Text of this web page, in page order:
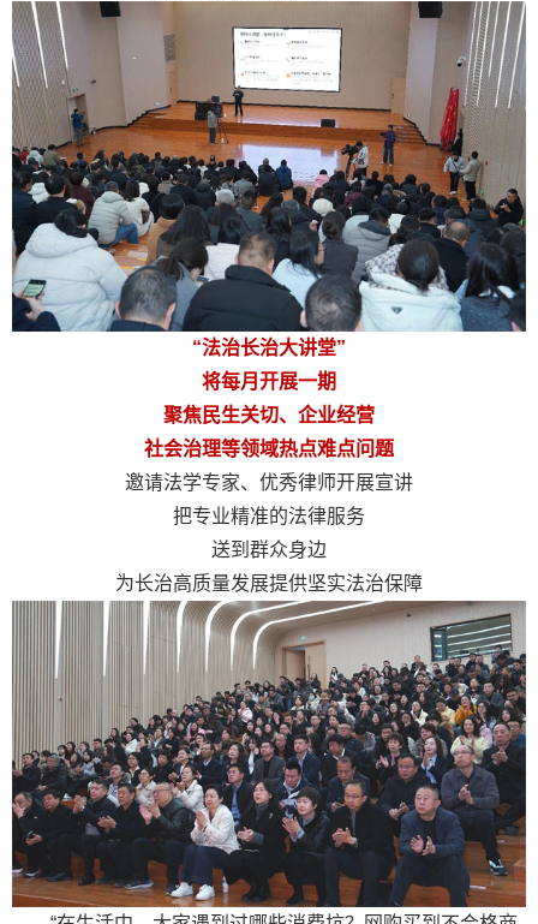
“法治长治大讲堂”
将每月开展一期
聚焦民生关切、企业经营
社会治理等领域热点难点问题
邀请法学专家、优秀律师开展宣讲
把专业精准的法律服务
送到群众身边
为长治高质量发展提供坚实法治保障